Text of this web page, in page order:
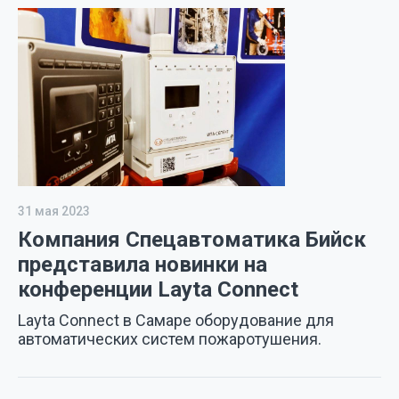
31 мая 2023
Компания Спецавтоматика Бийск
представила новинки на
конференции Layta Connect
Layta Connect в Самаре оборудование для
автоматических систем пожаротушения.